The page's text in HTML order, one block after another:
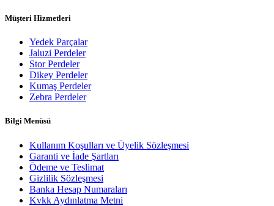
Müşteri Hizmetleri
Yedek Parçalar
Jaluzi Perdeler
Stor Perdeler
Dikey Perdeler
Kumaş Perdeler
Zebra Perdeler
Bilgi Menüsü
Kullanım Koşulları ve Üyelik Sözleşmesi
Garanti ve İade Şartları
Ödeme ve Teslimat
Gizlilik Sözleşmesi
Banka Hesap Numaraları
Kvkk Aydınlatma Metni